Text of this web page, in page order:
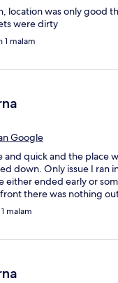
location was only good
were dirty
1 malam
Google
and quick and the place
down. Only issue I ran
either ended early or
there was nothing
malam